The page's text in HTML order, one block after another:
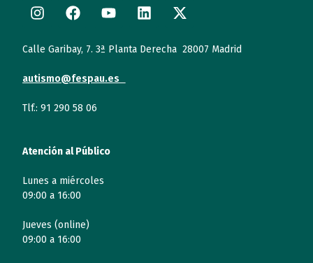
Calle Garibay, 7. 3ª Planta Derecha 28007 Madrid
autismo@fespau.es
Tlf.: 91 290 58 06
Atención al Público
Lunes a miércoles
09:00 a 16:00
Jueves (online)
09:00 a 16:00